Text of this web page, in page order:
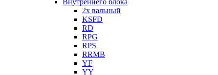
Внутреннего блока
2х вальный
KSFD
RD
RPG
RPS
RRMB
YF
YY